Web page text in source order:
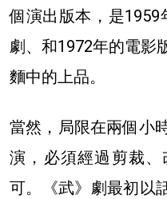
個演出版本，是1959
劇、和1972年的電影
麵中的上品。
當然，局限在兩個小
演，必須經過剪裁
可。《武》劇最初以